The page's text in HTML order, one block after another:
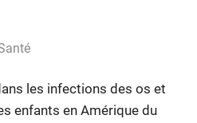
les infections des os et
enfants en Amérique du